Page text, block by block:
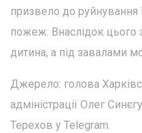
призвело до руйнування
пожеж. Внаслідок цього
дитина, а під завалами
Джерело: голова
адміністрації Олег
Терехов у Telegram.